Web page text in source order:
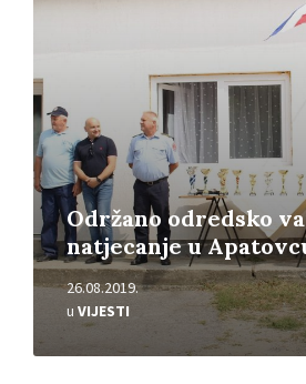
Održano odredsko
natjecanje u
26.08.2019.
u VIJESTI